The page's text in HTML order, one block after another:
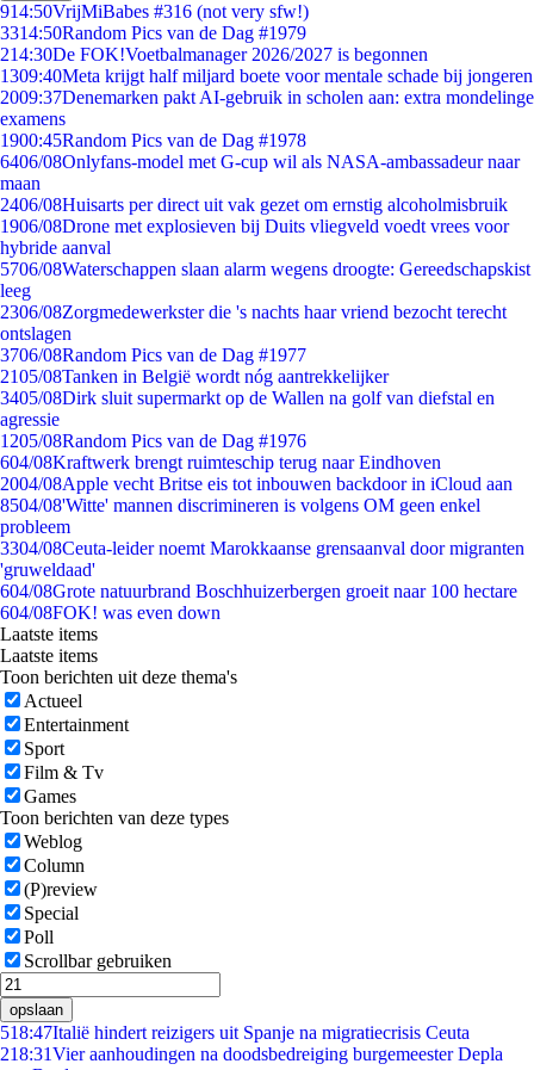
914:50VrijMiBabes #316 (not very sfw!)
3314:50Random Pics van de Dag #1979
214:30De FOK!Voetbalmanager 2026/2027 is begonnen
1309:40Meta krijgt half miljard boete voor mentale schade bij jongeren
2009:37Denemarken pakt AI-gebruik in scholen aan: extra mondelinge
examens
1900:45Random Pics van de Dag #1978
6406/08Onlyfans-model met G-cup wil als NASA-ambassadeur naar
maan
2406/08Huisarts per direct uit vak gezet om ernstig alcoholmisbruik
1906/08Drone met explosieven bij Duits vliegveld voedt vrees voor
hybride aanval
5706/08Waterschappen slaan alarm wegens droogte: Gereedschapskist
leeg
2306/08Zorgmedewerkster die 's nachts haar vriend bezocht terecht
ontslagen
3706/08Random Pics van de Dag #1977
2105/08Tanken in België wordt nóg aantrekkelijker
3405/08Dirk sluit supermarkt op de Wallen na golf van diefstal en
agressie
1205/08Random Pics van de Dag #1976
604/08Kraftwerk brengt ruimteschip terug naar Eindhoven
2004/08Apple vecht Britse eis tot inbouwen backdoor in iCloud aan
8504/08'Witte' mannen discrimineren is volgens OM geen enkel
probleem
3304/08Ceuta-leider noemt Marokkaanse grensaanval door migranten
'gruweldaad'
604/08Grote natuurbrand Boschhuizerbergen groeit naar 100 hectare
604/08FOK! was even down
Laatste items
Laatste items
Toon berichten uit deze thema's
Actueel
Entertainment
Sport
Film & Tv
Games
Toon berichten van deze types
Weblog
Column
(P)review
Special
Poll
Scrollbar gebruiken
opslaan
518:47Italië hindert reizigers uit Spanje na migratiecrisis Ceuta
218:31Vier aanhoudingen na doodsbedreiging burgemeester Depla